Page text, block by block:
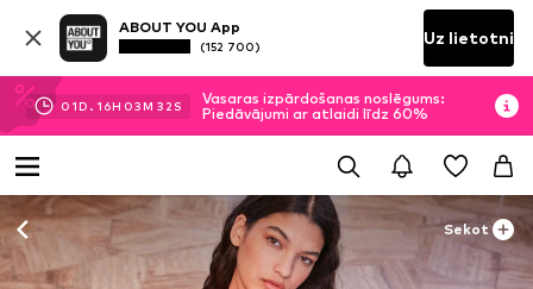
ABOUT YOU App
(152 700) Uz lietotni
01D. 16H 03M 30 S
Vasaras izpārdošanas noslēgums:
Piedāvājumi ar atlaidi līdz 60%
Sekot